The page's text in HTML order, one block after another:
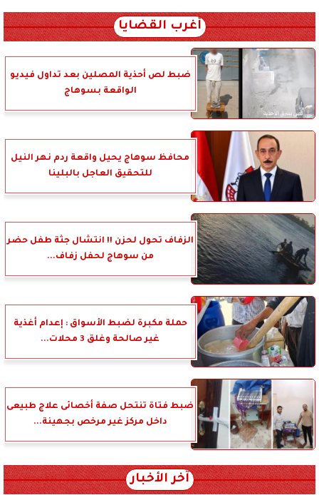
أغرب القضايا
ضبط لص أحذية المصلين بعد تداول فيديو
الواقعة بسوهاج
محافظ سوهاج يحيل واقعة ردم نهر النيل
للتحقيق العاجل بالبلينا
الزفاف تحول لحزن !! انتشال جثة طفل حضر
من سوهاج لحفل زفاف...
حملة مكبرة لضبط الأسواق : إعدام أغذية
غير صالحة وغلق 3 محلات...
ضبط فتاة تنتحل صفة أخصائى علاج طبيعى
داخل مركز غير مرخص بجهينة...
آخر الأخبار